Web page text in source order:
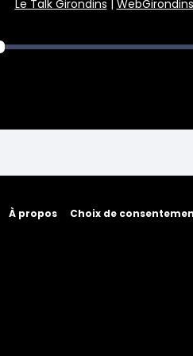
Le Talk Girondins | WebGirondins
À propos Choix de